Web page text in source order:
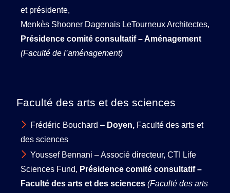
et présidente,
Menkès Shooner Dagenais LeTourneux Architectes,
Présidence comité consultatif – Aménagement
(Faculté de l’aménagement)
Faculté des arts et des sciences
Frédéric Bouchard – Doyen, Faculté des arts et
des sciences
Youssef Bennani – Associé directeur, CTI Life
Sciences Fund, Présidence comité consultatif –
Faculté des arts et des sciences (Faculté des arts